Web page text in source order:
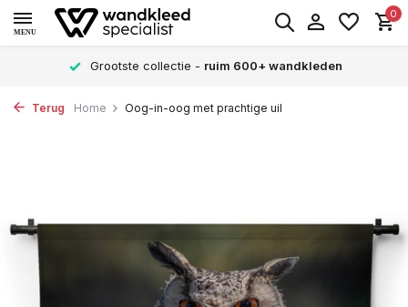
MENU
0
Grootste collectie - ruim 600+ wandkleden
Terug Home Oog-in-oog met prachtige uil